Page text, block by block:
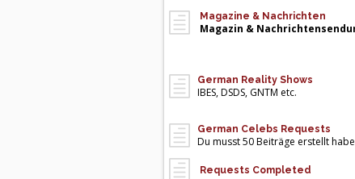
Magazine & Nachrichten
Magazin &
German Reality Shows
IBES, DSDS, GNTM etc.
German Celebs Requests
Du musst 50 Beiträge erstellt
Requests Completed